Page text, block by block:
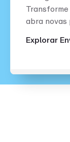
abra
Explorar